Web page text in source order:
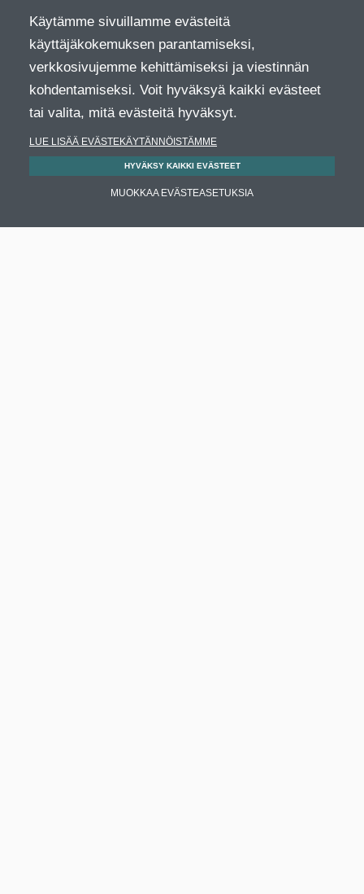
Käytämme sivuillamme evästeitä
käyttäjäkokemuksen parantamiseksi,
verkkosivujemme kehittämiseksi ja viestinnän
kohdentamiseksi. Voit hyväksyä kaikki evästeet
tai valita, mitä evästeitä hyväksyt.
LUE LISÄÄ EVÄSTEKÄYTÄNNÖISTÄMME
HYVÄKSY KAIKKI EVÄSTEET
MUOKKAA EVÄSTEASETUKSIA